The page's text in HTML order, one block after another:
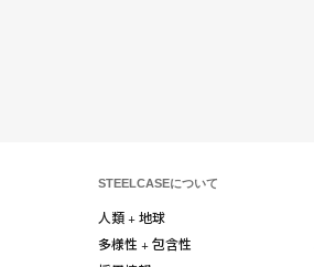
STEELCASEについて
人類 + 地球
多様性 + 包含性